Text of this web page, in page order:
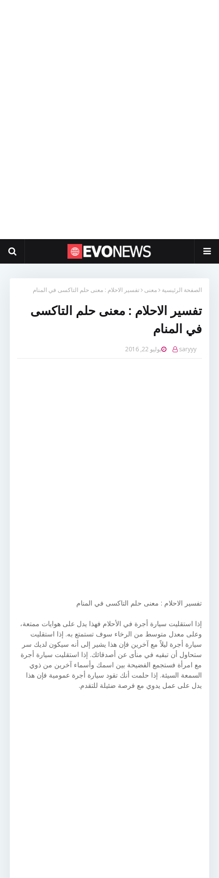
الصفحة الرئيسية معنى تفسير الاحلام : معنى حلم التاكسى في المنام
تفسير الاحلام : معنى حلم التاكسى
في المنام
saryyy يوليو 22, 2016
تفسير الاحلام : معنى حلم التاكسى في المنام
إذا استقليت سيارة أجرة في الأحلام فهذا يدل على هوايات ممتعة،
وعلى معدل متوسط من الرخاء سوف تستمتع به. إذا استقليت
سيارة أجرة ليلاً مع آخرين فإن هذا يشير إلى أنه سيكون لديك سر
ستحاول أن تبقيه في منأى عن أصدقائك. إذا استقليت سيارة أجرة
مع امرأة فستجمع الفضيحة بين اسمك وأسماء آخرين من ذوي
السمعة السيئة. إذا حلمت أنك تقود سيارة أجرة عمومية فإن هذا
يدل على عمل يدوي مع فرصة ضئيلة للتقدم.